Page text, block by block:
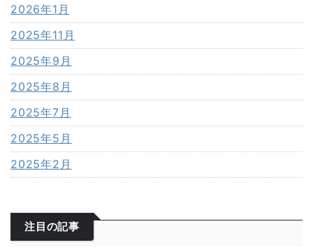
2026年1月
2025年11月
2025年9月
2025年8月
2025年7月
2025年5月
2025年2月
注目の記事